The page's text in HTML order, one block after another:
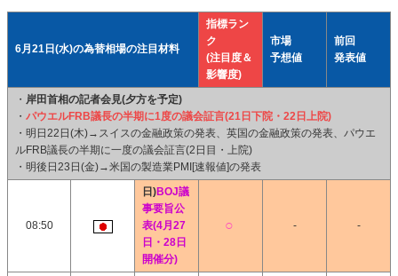
6月21日(水)の為替相場の注目材料
指標ラン
ク
(注目度＆
影響度)
市場
予想値
前回
発表値
・ 岸田首相の記者会見(夕方を予定)
・ パウエルFRB議長の半期に1度の議会証言(21日下院・22日上院)
・明日22日(木)→スイスの金融政策の発表、英国の金融政策の発表、パウエ
ルFRB議長の半期に一度の議会証言(2日目・上院)
・明後日23日(金)→米国の製造業PMI[速報値]の発表
08:50
日)BOJ議
事要旨公
表(4月27
日・28日
開催分)
- -